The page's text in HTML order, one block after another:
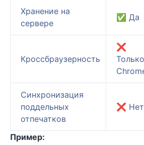
Хранение на
сервере
✅ Да
Кроссбраузерность
❌
Только
Синхронизация
поддельных
отпечатков
❌ Нет
Пример: